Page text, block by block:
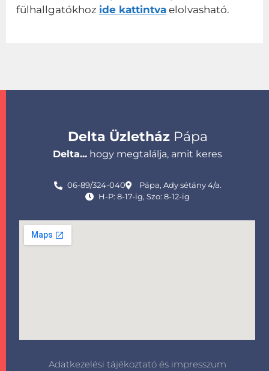
fülhallgatókhoz ide kattintva elolvasható.
Delta ÜzletházPápa
Delta... hogy megtalálja, amit keres
06-89/324-040
Pápa, Ady sétány 4/a.
H-P: 8-17-ig, Szo: 8-12-ig
Adatkezelési tájékoztató és impresszum